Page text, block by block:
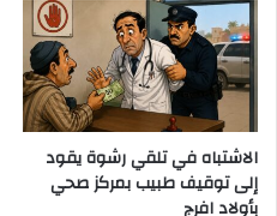
الاشتباه في تلقي رشوة يقود
إلى توقيف طبيب بمركز صحي
بأولاد افرج